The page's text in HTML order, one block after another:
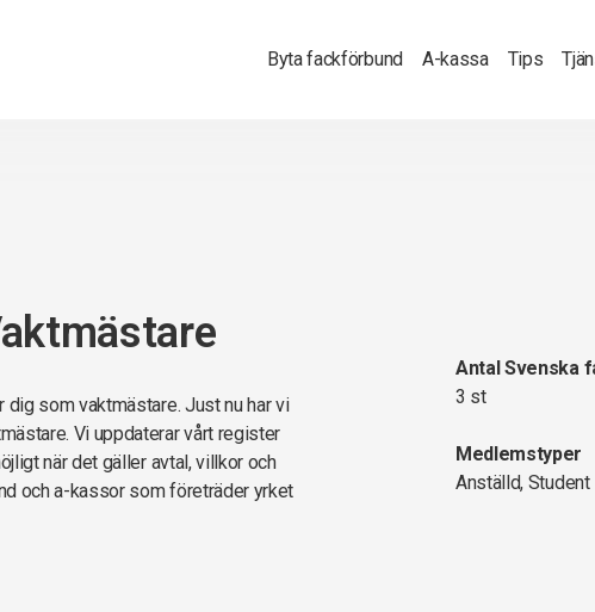
Byta fackförbund A-kassa Tips
som vaktmästare. Just nu har vi
Vi uppdaterar vårt register
när det gäller avtal, villkor och
och a-kassor som företräder yrket
Antal Svenska
3 st
Medlemstyper
Anställd, Student